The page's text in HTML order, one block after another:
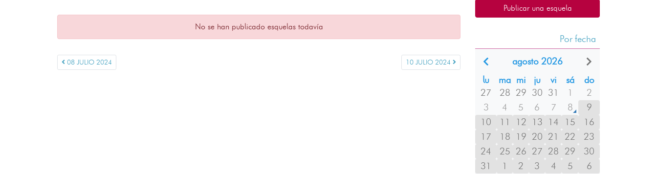
No se han publicado esquelas todavía
08 JULIO 2024 10 JULIO 2024
Publicar una esquela
Por fecha
agosto 2026
lu
ma mi ju vi sá
do
27
28 29 30 31 1
2
3
4 5 6 7 8
9
10
11 12 13 14 15
16
17
18 19 20 21 22
23
24
25 26 27 28 29
30
31
1 2 3 4 5 6